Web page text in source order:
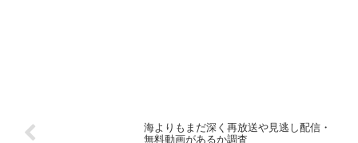
海よりもまだ深く再放送や見逃し配信・
無料動画があるか調査